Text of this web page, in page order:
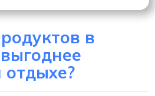
в
отдыхе?